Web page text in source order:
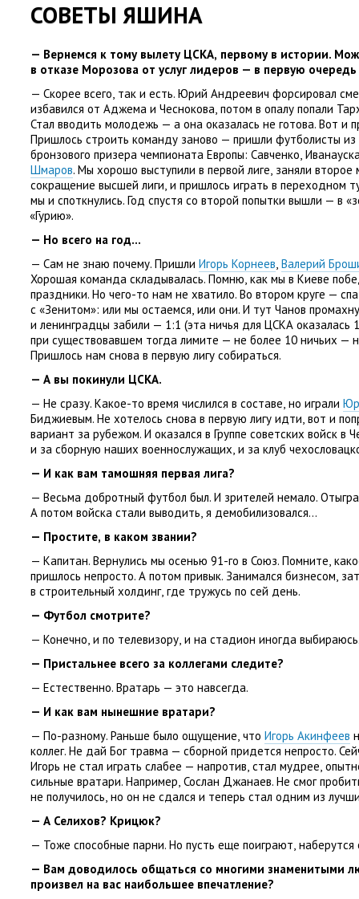
СОВЕТЫ ЯШИНА
— Вернемся к тому вылету ЦСКА, первому в истории.
в отказе Морозова от услуг лидеров — в первую
— Скорее всего, так и есть. Юрий Андреевич форсировал
избавился от Аджема и Чеснокова, потом в опалу попали
Стал вводить молодежь — а она оказалась не готова. Вот и
Пришлось строить команду заново — пришли футболисты
бронзового призера чемпионата Европы: Савченко,
Шмаров. Мы хорошо выступили в первой лиге, заняли второе
сокращение высшей лиги, и пришлось играть в переходном
мы и споткнулись. Год спустя со второй попытки вышли — в
«Гурию».
— Но всего на год…
— Сам не знаю почему. Пришли Игорь Корнеев, Валерий
Хорошая команда складывалась. Помню, как мы в Киеве
праздники. Но чего-то нам не хватило. Во втором круге —
с «Зенитом»: или мы остаемся, или они. И тут Чанов
и ленинградцы забили — 1:1 (эта ничья для ЦСКА оказалась
при существовавшем тогда лимите — не более 10 ничьих —
Пришлось нам снова в первую лигу собираться.
— А вы покинули ЦСКА.
— Не сразу. Какое-то время числился в составе, но играли
Биджиевым. Не хотелось снова в первую лигу идти, вот и
вариант за рубежом. И оказался в Группе советских войск в
и за сборную наших военнослужащих, и за клуб
— И как вам тамошняя первая лига?
— Весьма добротный футбол был. И зрителей немало.
А потом войска стали выводить, я демобилизовался…
— Простите, в каком звании?
— Капитан. Вернулись мы осенью 91-го в Союз. Помните,
пришлось непросто. А потом привык. Занимался бизнесом,
в строительный холдинг, где тружусь по сей день.
— Футбол смотрите?
— Конечно, и по телевизору, и на стадион иногда
— Пристальнее всего за коллегами следите?
— Естественно. Вратарь — это навсегда.
— И как вам нынешние вратари?
— По-разному. Раньше было ощущение, что Игорь Акинфеев
коллег. Не дай Бог травма — сборной придется непросто.
Игорь не стал играть слабее — напротив, стал мудрее,
сильные вратари. Например, Сослан Джанаев. Не смог
не получилось, но он не сдался и теперь стал одним из
— А Селихов? Крицюк?
— Тоже способные парни. Но пусть еще поиграют, наберутся
— Вам доводилось общаться со многими знаменитыми
произвел на вас наибольшее впечатление?